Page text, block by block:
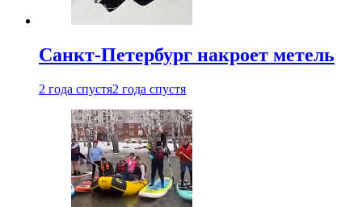
Санкт-Петербург накроет метель
2 года спустя2 года спустя